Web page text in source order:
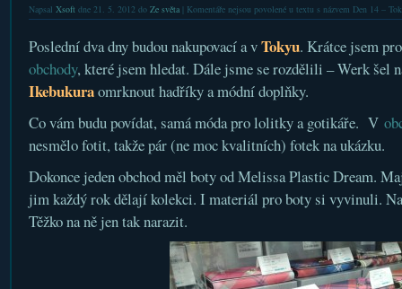
Napsal Xsoftdne 21. 5. 2012 do Ze světa| Komentáře nejsou povolenéu textu s názvem Den 14 –
Poslední dva dny budou nakupovací a vTokyu. Krátce jsem
obchody, které jsem hledat. Dále jsme se rozdělili – Werk šel
Ikebukuraomrknout hadříky a módní doplňky.
Co vám budu povídat, samá móda pro lolitky a gotikáře. V
nesmělo fotit, takže pár (ne moc kvalitních) fotek na ukázku.
Dokonce jeden obchod měl boty od Melissa Plastic Dream.
jim každý rok dělají kolekci. I materiál pro boty si vyvinuli.
Těžko na ně jen tak narazit.